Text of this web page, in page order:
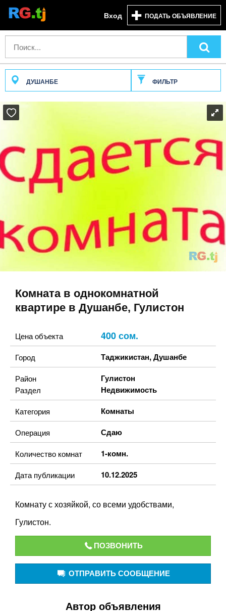
Вход ПОДАТЬ ОБЪЯВЛЕНИЕ
ДУШАНБЕ ФИЛЬТР
Комната в однокомнатной
квартире в Душанбе, Гулистон
Цена объекта 400 сом.
Город Таджикистан,Душанбе
Район Гулистон
Раздел Недвижимость
Категория Комнаты
Операция Сдаю
Количество комнат 1-комн.
Дата публикации 10.12.2025
Комнату с хозяйкой, со всеми удобствами,
Гулистон.
ПОЗВОНИТЬ
ОТПРАВИТЬ СООБЩЕНИЕ
Автор объявления